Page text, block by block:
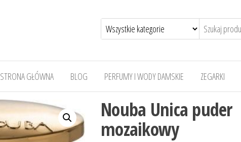
STRONA GŁÓWNA BLOG PERFUMY I WODY DAMSKIE ZEGARKI
Nouba Unica puder
mozaikowy